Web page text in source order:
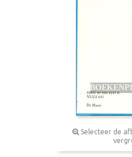
Selecteer de